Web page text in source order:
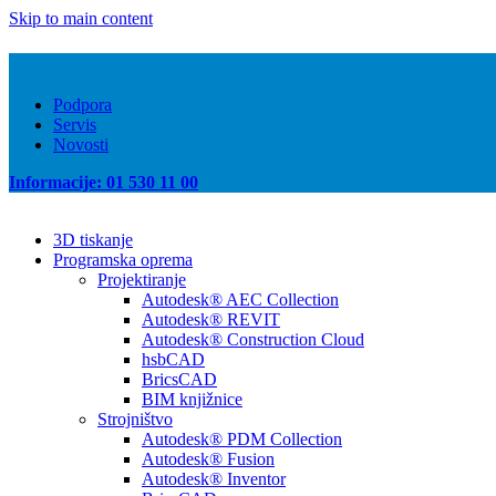
Skip to main content
Podpora
Servis
Novosti
Informacije: 01 530 11 00
3D tiskanje
Programska oprema
Projektiranje
Autodesk® AEC Collection
Autodesk® REVIT
Autodesk® Construction Cloud
hsbCAD
BricsCAD
BIM knjižnice
Strojništvo
Autodesk® PDM Collection
Autodesk® Fusion
Autodesk® Inventor